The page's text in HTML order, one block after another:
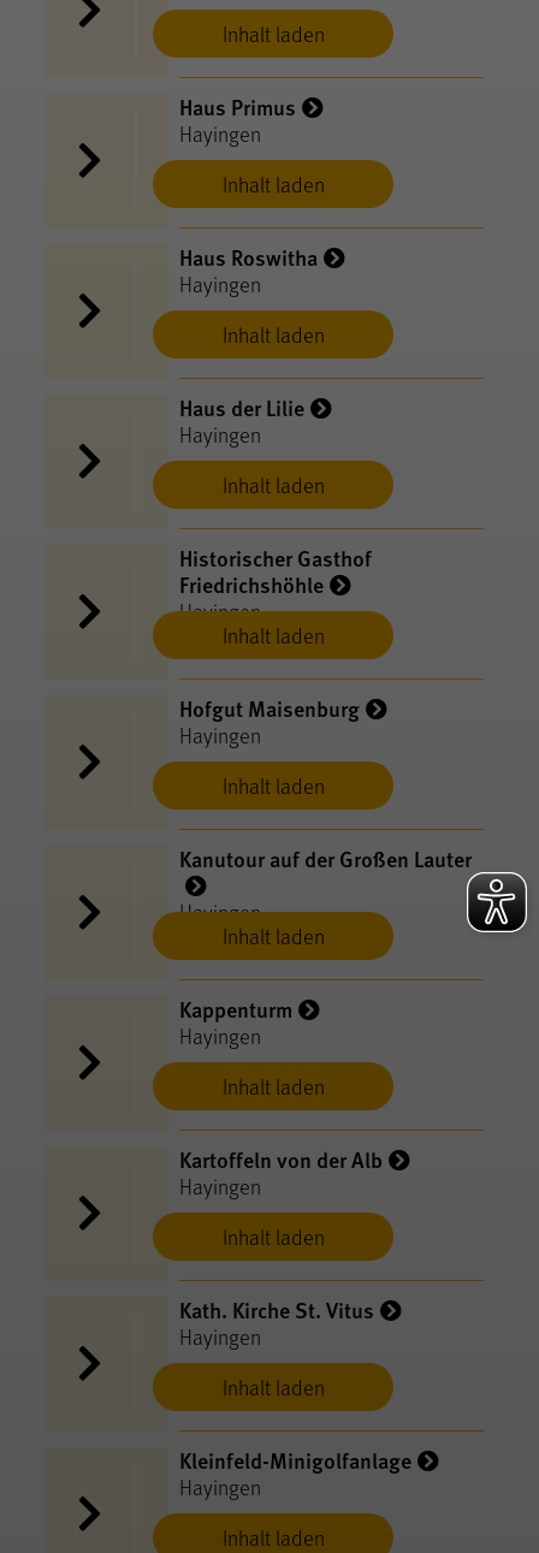
Inhalt laden
Inhalt laden
Haus Primus
Hayingen
Inhalt laden
Haus Roswitha
Hayingen
Inhalt laden
Haus der Lilie
Hayingen
Inhalt laden
Historischer Gasthof
Friedrichshöhle
Hayingen
Inhalt laden
Hofgut Maisenburg
Hayingen
Inhalt laden
Kanutour auf der Großen Lauter
Hayingen
Inhalt laden
Kappenturm
Hayingen
Inhalt laden
Kartoffeln von der Alb
Hayingen
Inhalt laden
Kath. Kirche St. Vitus
Hayingen
Inhalt laden
Kleinfeld-Minigolfanlage
Hayingen